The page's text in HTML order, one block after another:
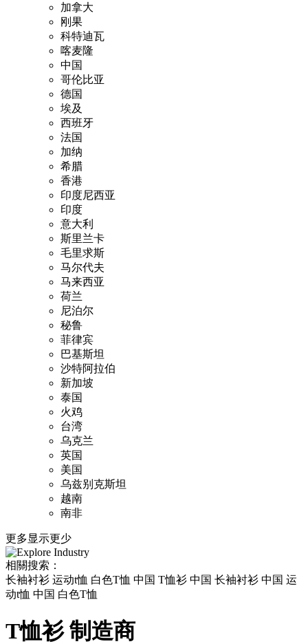
加拿大
刚果
科特迪瓦
喀麦隆
中国
哥伦比亚
德国
埃及
西班牙
法国
加纳
希腊
香港
印度尼西亚
印度
意大利
斯里兰卡
毛里求斯
马尔代夫
马来西亚
荷兰
尼泊尔
秘鲁
菲律宾
巴基斯坦
沙特阿拉伯
新加坡
泰国
火鸡
台湾
乌克兰
英国
美国
乌兹别克斯坦
越南
南非
更多显示更少
相關搜索：
长袖衬衫 运动t恤 白色T恤 中国 T恤衫 中国 长袖衬衫 中国 运
动t恤 中国 白色T恤
T恤衫 制造商